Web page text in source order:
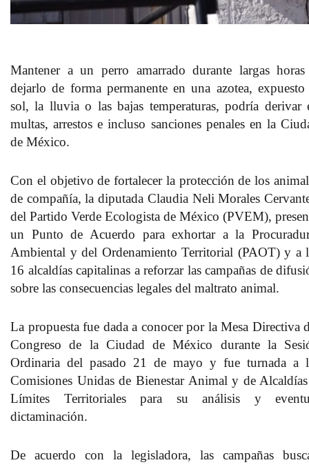
Mantener a un perro amarrado durante largas
dejarlo de forma permanente en una azotea, expuesto
sol, la lluvia o las bajas temperaturas, podría derivar
multas, arrestos e incluso sanciones penales en la
de México.
Con el objetivo de fortalecer la protección de los
de compañía, la diputada Claudia Neli Morales
del Partido Verde Ecologista de México (PVEM),
un Punto de Acuerdo para exhortar a la
Ambiental y del Ordenamiento Territorial (PAOT) y a
16 alcaldías capitalinas a reforzar las campañas de
sobre las consecuencias legales del maltrato animal.
La propuesta fue dada a conocer por la Mesa Directiva
Congreso de la Ciudad de México durante la
Ordinaria del pasado 21 de mayo y fue turnada a
Comisiones Unidas de Bienestar Animal y de
Límites Territoriales para su análisis y
dictaminación.
De acuerdo con la legisladora, las campañas